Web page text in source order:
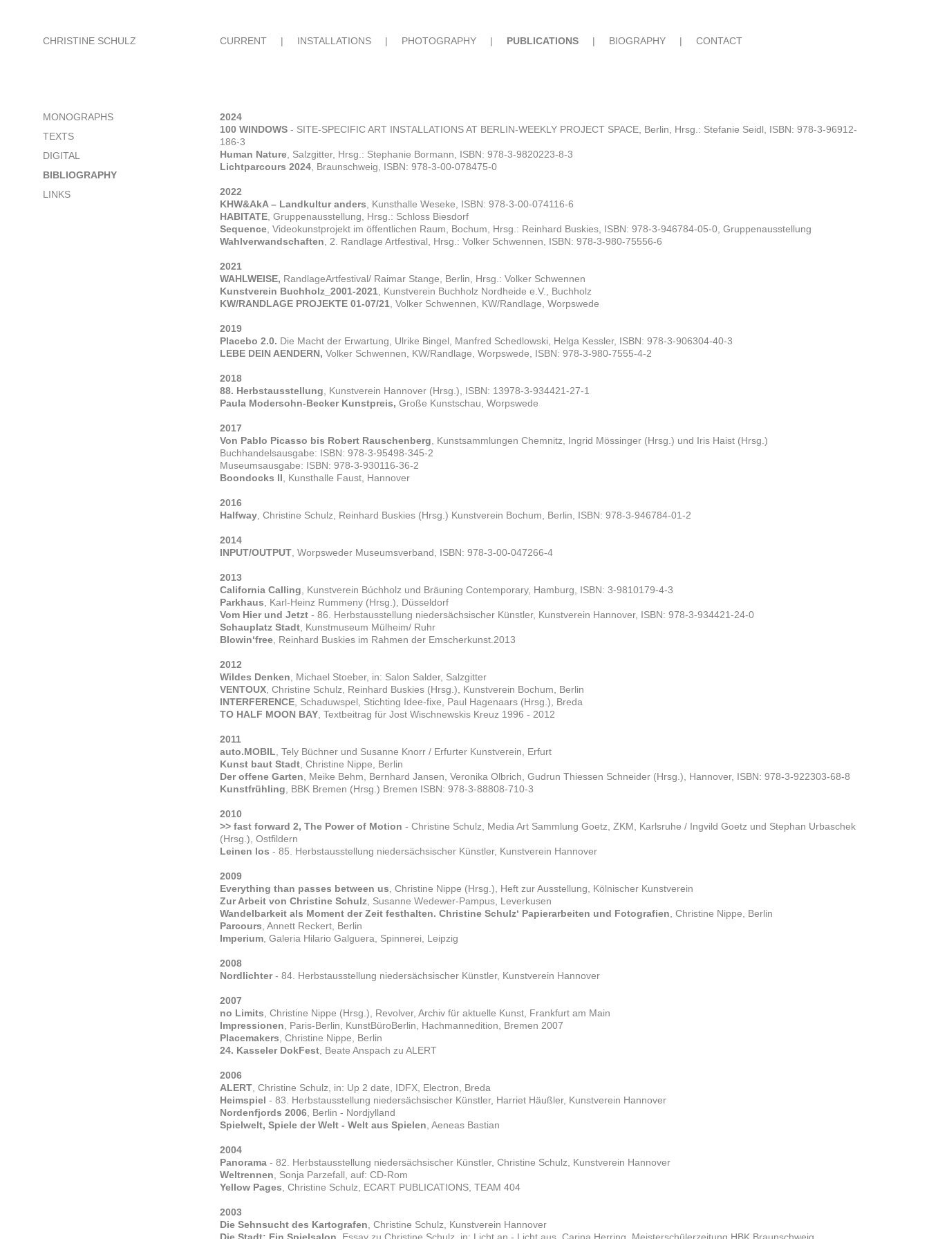
CHRISTINE SCHULZ CURRENT | INSTALLATIONS | PHOTOGRAPHY | PUBLICATIONS | BIOGRAPHY | CONTACT
MONOGRAPHS
TEXTS
DIGITAL
BIBLIOGRAPHY
LINKS
2024
100 WINDOWS - SITE-SPECIFIC ART INSTALLATIONS AT BERLIN-WEEKLY PROJECT SPACE, Berlin, Hrsg.: Stefanie Seidl, ISBN: 978-3-96912-
186-3
Human Nature , Salzgitter, Hrsg.: Stephanie Bormann, ISBN: 978-3-9820223-8-3
Lichtparcours 2024 , Braunschweig, ISBN: 978-3-00-078475-0
2022
KHW&AkA – Landkultur anders , Kunsthalle Weseke, ISBN: 978-3-00-074116-6
HABITATE , Gruppenausstellung, Hrsg.: Schloss Biesdorf
Sequence , Videokunstprojekt im öffentlichen Raum, Bochum, Hrsg.: Reinhard Buskies, ISBN: 978-3-946784-05-0, Gruppenausstellung
Wahlverwandschaften , 2. Randlage Artfestival, Hrsg.: Volker Schwennen, ISBN: 978-3-980-75556-6
2021
WAHLWEISE, RandlageArtfestival/ Raimar Stange, Berlin, Hrsg.: Volker Schwennen
Kunstverein Buchholz_2001-2021 , Kunstverein Buchholz Nordheide e.V., Buchholz
KW/RANDLAGE PROJEKTE 01-07/21 Volker Schwennen, KW/Randlage, Worpswede
2019
Placebo 2.0. Die Macht der Erwartung, Ulrike Bingel, Manfred Schedlowski, Helga Kessler, ISBN: 978-3-906304-40-3
LEBE DEIN AENDERN, Volker Schwennen, KW/Randlage, Worpswede, ISBN: 978-3-980-7555-4-2
2018
88. Herbstausstellung , Kunstverein Hannover (Hrsg.), ISBN: 13978-3-934421-27-1
Paula Modersohn-Becker Kunstpreis, Große Kunstschau, Worpswede
2017
Von Pablo Picasso bis Robert Rauschenberg , Kunstsammlungen Chemnitz, Ingrid Mössinger (Hrsg.) und Iris Haist (Hrsg.)
Buchhandelsausgabe: ISBN: 978-3-95498-345-2
Museumsausgabe: ISBN: 978-3-930116-36-2
Boondocks II , Kunsthalle Faust, Hannover
2016
Halfway , Christine Schulz, Reinhard Buskies (Hrsg.) Kunstverein Bochum, Berlin, ISBN: 978-3-946784-01-2
2014
INPUT/OUTPUT , Worpsweder Museumsverband, ISBN: 978-3-00-047266-4
2013
California Calling , Kunstverein Búchholz und Bräuning Contemporary, Hamburg, ISBN: 3-9810179-4-3
Parkhaus , Karl-Heinz Rummeny (Hrsg.), Düsseldorf
Vom Hier und Jetzt - 86. Herbstausstellung niedersächsischer Künstler, Kunstverein Hannover, ISBN: 978-3-934421-24-0
Schauplatz Stadt , Kunstmuseum Mülheim/ Ruhr
Blowin‘free , Reinhard Buskies im Rahmen der Emscherkunst.2013
2012
Wildes Denken , Michael Stoeber, in: Salon Salder, Salzgitter
VENTOUX , Christine Schulz, Reinhard Buskies (Hrsg.), Kunstverein Bochum, Berlin
INTERFERENCE , Schaduwspel, Stichting Idee-fixe, Paul Hagenaars (Hrsg.), Breda
TO HALF MOON BAY , Textbeitrag für Jost Wischnewskis Kreuz 1996 - 2012
2011
auto.MOBIL , Tely Büchner und Susanne Knorr / Erfurter Kunstverein, Erfurt
Kunst baut Stadt , Christine Nippe, Berlin
Der offene Garten , Meike Behm, Bernhard Jansen, Veronika Olbrich, Gudrun Thiessen Schneider (Hrsg.), Hannover, ISBN: 978-3-922303-68-8
Kunstfrühling , BBK Bremen (Hrsg.) Bremen ISBN: 978-3-88808-710-3
2010
>> fast forward 2, The Power of Motion - Christine Schulz, Media Art Sammlung Goetz, ZKM, Karlsruhe / Ingvild Goetz und Stephan Urbaschek
(Hrsg.), Ostfildern
Leinen los - 85. Herbstausstellung niedersächsischer Künstler, Kunstverein Hannover
2009
Everything than passes between us , Christine Nippe (Hrsg.), Heft zur Ausstellung, Kölnischer Kunstverein
Zur Arbeit von Christine Schulz , Susanne Wedewer-Pampus, Leverkusen
Wandelbarkeit als Moment der Zeit festhalten. Christine Schulz‘ Papierarbeiten und Fotografien , Christine Nippe, Berlin
Parcours , Annett Reckert, Berlin
Imperium , Galeria Hilario Galguera, Spinnerei, Leipzig
2008
Nordlichter- 84. Herbstausstellung niedersächsischer Künstler, Kunstverein Hannover
2007
no Limits , Christine Nippe (Hrsg.), Revolver, Archiv für aktuelle Kunst, Frankfurt am Main
Impressionen , Paris-Berlin, KunstBüroBerlin, Hachmannedition, Bremen 2007
Placemakers , Christine Nippe, Berlin
24. Kasseler DokFest , Beate Anspach zu ALERT
2006
ALERT , Christine Schulz, in: Up 2 date, IDFX, Electron, Breda
Heimspiel - 83. Herbstausstellung niedersächsischer Künstler, Harriet Häußler, Kunstverein Hannover
Nordenfjords 2006 , Berlin - Nordjylland
Spielwelt, Spiele der Welt - Welt aus Spielen , Aeneas Bastian
2004
Panorama - 82. Herbstausstellung niedersächsischer Künstler, Christine Schulz, Kunstverein Hannover
Weltrennen , Sonja Parzefall, auf: CD-Rom
Yellow Pages , Christine Schulz, ECART PUBLICATIONS, TEAM 404
2003
Die Sehnsucht des Kartografen , Christine Schulz, Kunstverein Hannover